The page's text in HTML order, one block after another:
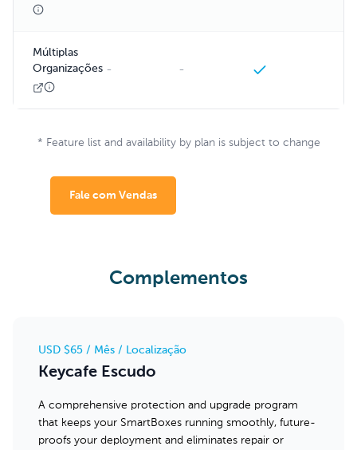
Múltiplas
Organizações - -
* Feature list and availability by plan is subject to change
Fale com Vendas
Complementos
USD $65 / Mês / Localização
Keycafe Escudo
A comprehensive protection and upgrade program
that keeps your SmartBoxes running smoothly, future-
proofs your deployment and eliminates repair or